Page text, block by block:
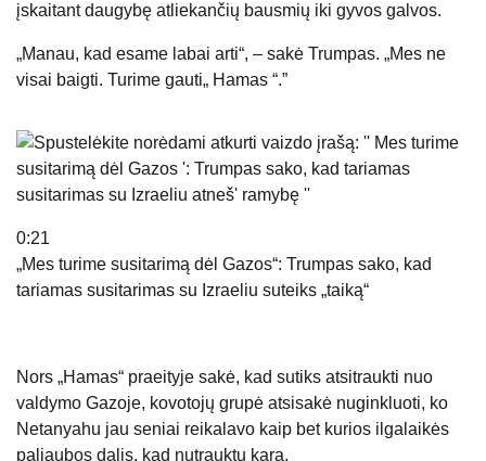
įskaitant daugybę atliekančių bausmių iki gyvos galvos.
„Manau, kad esame labai arti“, – sakė Trumpas. „Mes ne
visai baigti. Turime gauti„ Hamas “.”
0:21
„Mes turime susitarimą dėl Gazos“: Trumpas sako, kad
tariamas susitarimas su Izraeliu suteiks „taiką“
Nors „Hamas“ praeityje sakė, kad sutiks atsitraukti nuo
valdymo Gazoje, kovotojų grupė atsisakė nuginkluoti, ko
Netanyahu jau seniai reikalavo kaip bet kurios ilgalaikės
paliaubos dalis, kad nutrauktų karą.